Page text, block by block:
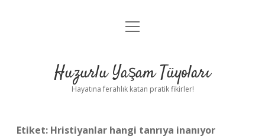
Anasayfa
Yasal Uyarı
menüyü
Huzurlu Yaşam Tüyoları
Hayatına ferahlık katan pratik fikirler!
Etiket: Hristiyanlar hangi tanrıya inanıyor